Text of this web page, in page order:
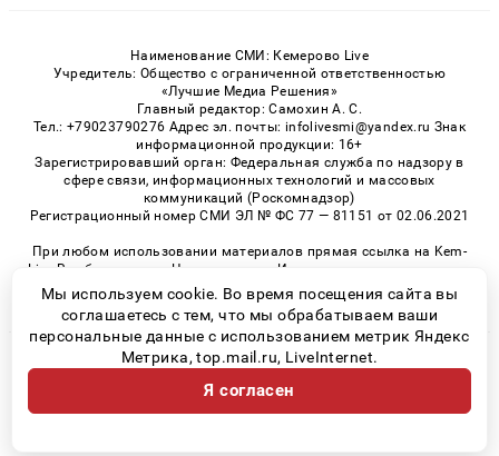
Наименование СМИ: Кемерово Live
Учредитель: Общество с ограниченной ответственностью
«Лучшие Медиа Решения»
Главный редактор: Самохин А. С.
Тел.: +79023790276 Адрес эл. почты: infolivesmi@yandex.ru Знак
информационной продукции: 16+
Зарегистрировавший орган: Федеральная служба по надзору в
сфере связи, информационных технологий и массовых
коммуникаций (Роскомнадзор)
Регистрационный номер СМИ ЭЛ № ФС 77 — 81151 от 02.06.2021
При любом использовании материалов прямая ссылка на Kem-
Live.Ru обязательна. Цитирование в Интернете возможно только
при наличии письменного разрешения.
© 2026 «Kem-Live» | Все права защищены
Возрастная категория сайта 16+
Политика конфиденциальности
Мы используем cookie. Во время посещения сайта вы
соглашаетесь с тем, что мы обрабатываем ваши
персональные данные с использованием метрик Яндекс
Метрика, top.mail.ru, LiveInternet.
Я согласен